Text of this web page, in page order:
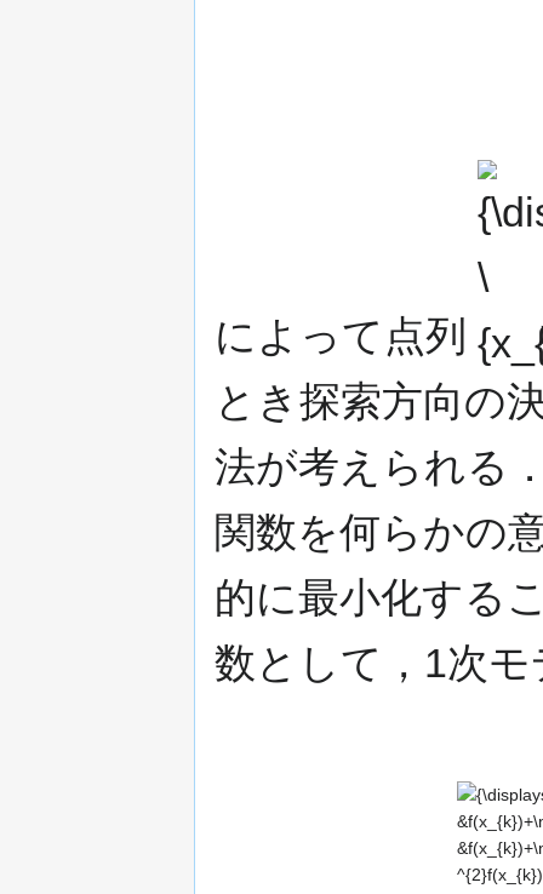
によって点列
とき探索方向の
法が考えられる
関数を何らかの
的に最小化する
数として，1次